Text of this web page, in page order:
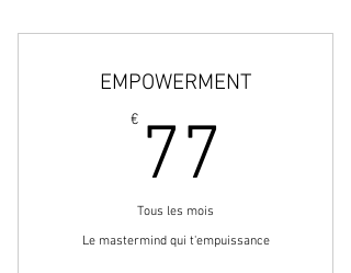
EMPOWERMENT
€ 77
Tous les mois
Le mastermind qui t'empuissance